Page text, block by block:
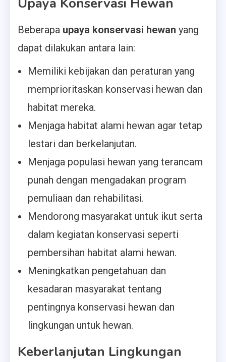
Beberapa upaya konservasi hewan yang
dapat dilakukan antara lain:
Memiliki kebijakan dan peraturan yang
memprioritaskan konservasi hewan dan
habitat mereka.
Menjaga habitat alami hewan agar tetap
lestari dan berkelanjutan.
Menjaga populasi hewan yang terancam
punah dengan mengadakan program
pemuliaan dan rehabilitasi.
Mendorong masyarakat untuk ikut serta
dalam kegiatan konservasi seperti
pembersihan habitat alami hewan.
Meningkatkan pengetahuan dan
kesadaran masyarakat tentang
pentingnya konservasi hewan dan
lingkungan untuk hewan.
Keberlanjutan Lingkungan